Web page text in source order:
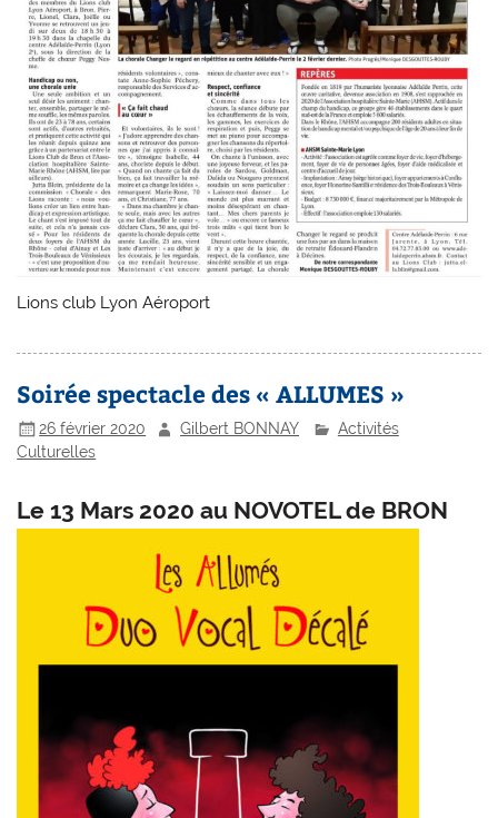
Lions club Lyon Aéroport
Soirée spectacle des « ALLUMES »
26 février 2020 Gilbert BONNAY
Activités
Culturelles
Le 13 Mars 2020 au NOVOTEL de BRON